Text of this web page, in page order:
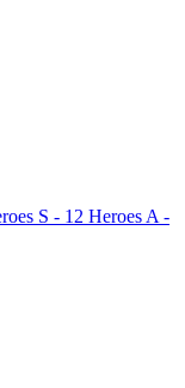
S - 12 Heroes A -